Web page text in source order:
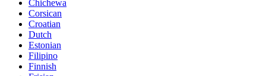
Chichewa
Corsican
Croatian
Dutch
Estonian
Filipino
Finnish